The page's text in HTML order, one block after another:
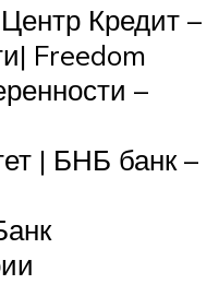
Кредит –
Freedom
–
| БНБ банк –